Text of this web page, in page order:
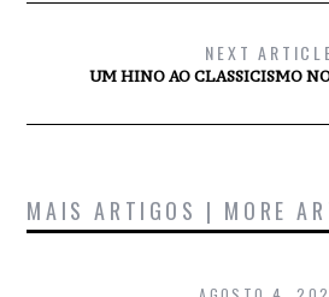
NEXT
UM HINO AO CLASSICISMO
MAIS ARTIGOS | MORE